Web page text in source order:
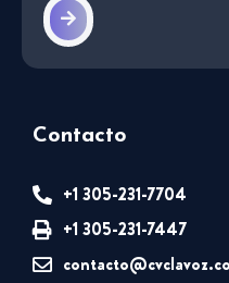
Contacto
+1 305-231-7704
+1 305-231-7447